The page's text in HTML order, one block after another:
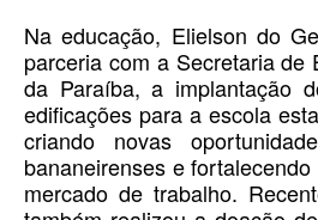
Na educação, Elielson do
parceria com a Secretaria de
da Paraíba, a implantação
edificações para a escola
criando novas
bananeirenses e
mercado de trabalho.